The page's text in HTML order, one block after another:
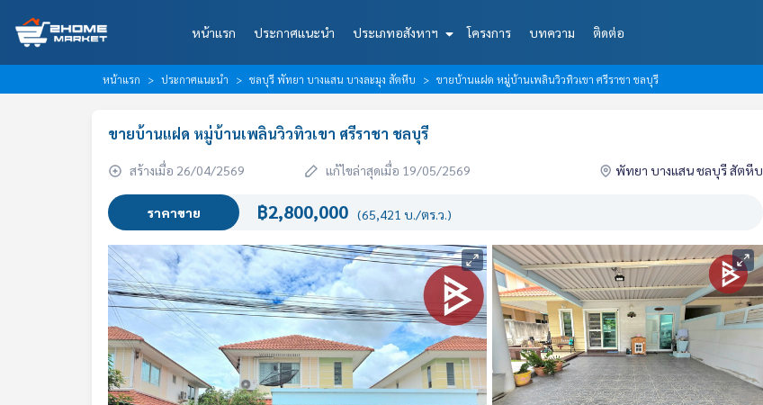
หน้าแรก ประกาศแนะนำ ประเภทอสังหาฯ โครงการ บทความ ติดต่อ
หน้าแรก ประกาศแนะนำ ชลบุรี พัทยา บางแสน บางละมุง สัตหีบ ขายบ้านแฝด หมู่บ้านเพลินวิวทิวเขา ศรีราชา ชลบุรี
ขายบ้านแฝด หมู่บ้านเพลินวิวทิวเขา ศรีราชา ชลบุรี
สร้างเมื่อ 26/04/2569 แก้ไขล่าสุดเมื่อ 19/05/2569 พัทยา บางแสน ชลบุรี สัตหีบ
ราคาขาย ฿2,800,000 (65,421 บ./ตร.ว.)